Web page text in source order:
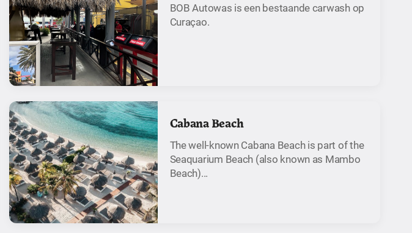
BOB Autowas is een bestaande carwash op
Curaçao.
Cabana Beach
The well-known Cabana Beach is part of the
Seaquarium Beach (also known as Mambo
Beach)...